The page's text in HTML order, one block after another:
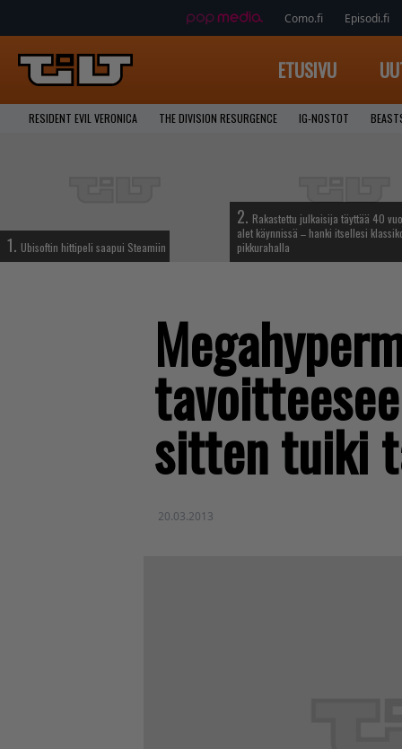
Como.fi Episodi.fi
ETUSIVU
RESIDENT EVIL VERONICA THE DIVISION RESURGENCE IG-NOSTOT
1. Ubisoftin hittipeli saapui Steamiin
2. Rakastettu julkaisija täyttää 40
alet käynnissä – hanki itsellesi
pikkurahalla
sitten tuiki
20.03.2013